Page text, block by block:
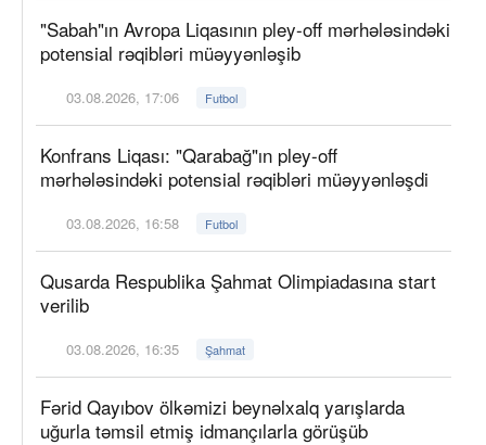
"Sabah"ın Avropa Liqasının pley-off mərhələsindəki
potensial rəqibləri müəyyənləşib
03.08.2026, 17:06 Futbol
Konfrans Liqası: "Qarabağ"ın pley-off
mərhələsindəki potensial rəqibləri müəyyənləşdi
03.08.2026, 16:58 Futbol
Qusarda Respublika Şahmat Olimpiadasına start
verilib
03.08.2026, 16:35 Şahmat
Fərid Qayıbov ölkəmizi beynəlxalq yarışlarda
uğurla təmsil etmiş idmançılarla görüşüb